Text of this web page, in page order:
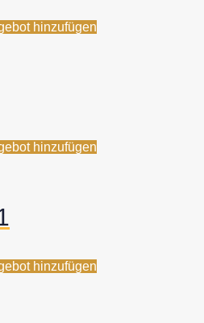
hinzufügen
hinzufügen
hinzufügen